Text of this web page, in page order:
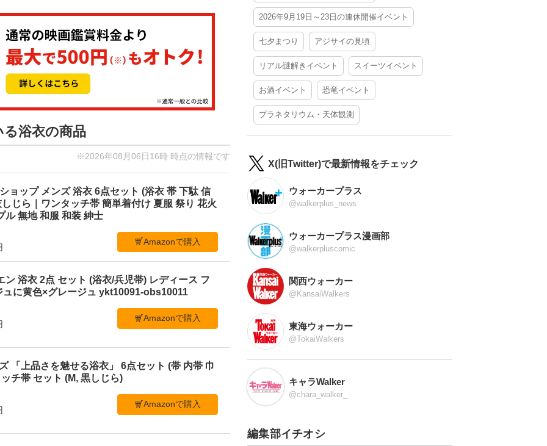
浴衣の商品
※2026年08月06日16時 時点の情報です
ョップ メンズ 浴衣 6点セット (浴衣 帯 下駄 信
じら｜ワンタッチ帯 簡単着付け 夏服 祭り 花火
ル 無地 和服 和装 紳士
Amazonで購入
浴衣 2点 セット (浴衣/兵児帯) レディース フ
ュに黄色×グレージュ ykt10091-obs10011
Amazonで購入
「上品さを魅せる浴衣」 6点セット (帯 内帯 巾
チ帯 セット (M, 黒しじら)
Amazonで購入
2026年9月19日～23日の連休開催イベント
七夕まつり アジサイの見頃
リアル謎解きイベント スイーツイベント
お酒イベント 恐竜イベント
プラネタリウム・天体観測
X(旧Twitter)で最新情報をチェック
ウォーカープラス
@walkerplus_news
ウォーカープラス漫画部
@walkerpluscomic
関西ウォーカー
@KansaiWalkers
東海ウォーカー
@TokaiWalkers
キャラWalker
@chara_walker_
編集部イチオシ